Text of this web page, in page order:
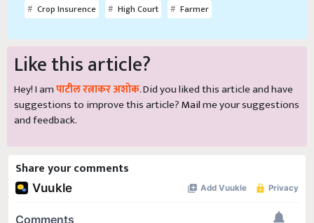
Crop Insurence High Court Farmer
Like this article?
Hey! I amपाटील रत्नाकर अशोक. Did you liked this article and have
suggestions to improve this article?Mailme your suggestions
and feedback.
Share your comments